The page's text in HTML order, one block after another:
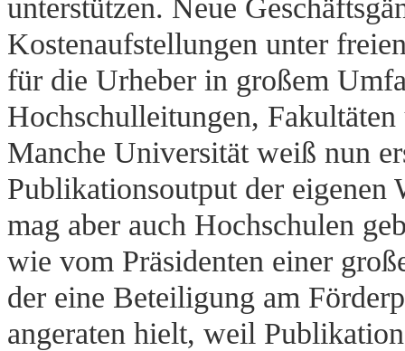
unterstützen. Neue
Kostenaufstellungen unter
für die Urheber in großem
Hochschulleitungen,
Manche Universität weiß nun
Publikationsoutput der eigenen
mag aber auch Hochschulen
wie vom Präsidenten einer
der eine Beteiligung am
angeraten hielt, weil